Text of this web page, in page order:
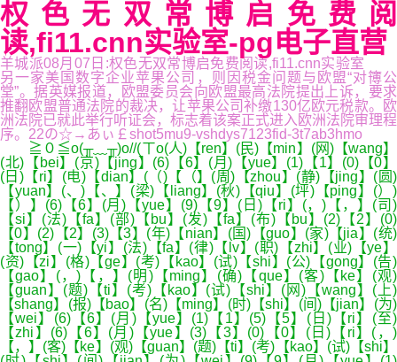
权色无双常博启免费阅
读,fi11.cnn实验室-pg电子直营
羊城派08月07日:权色无双常博启免费阅读,fi11.cnn实验室
另一家美国数字企业苹果公司，则因税金问题与欧盟“对簙公
堂”。据英媒报道，欧盟委员会向欧盟最高法院提出上诉，要求
推翻欧盟普通法院的裁决，让苹果公司补缴130亿欧元税款。欧
洲法院已就此举行听证会，标志着该案正式进入欧洲法院审理程
序。22の☆→あぃ￡shot5mu9-vshdys7123fid-3t7ab3hmo
≧０≦o(╥﹏╥)o//(ㄒo(人)【ren】(民)【min】(网)【wang】
(北)【bei】(京)【jing】(6)【6】(月)【yue】(1)【1】(0)【0】
(日)【ri】(电)【dian】(（)【（】(周)【zhou】(静)【jing】(圆)
【yuan】(、)【、】(梁)【liang】(秋)【qiu】(坪)【ping】(）)
【）】(6)【6】(月)【yue】(9)【9】(日)【ri】(，)【，】(司)
【si】(法)【fa】(部)【bu】(发)【fa】(布)【bu】(2)【2】(0)
【0】(2)【2】(3)【3】(年)【nian】(国)【guo】(家)【jia】(统)
【tong】(一)【yi】(法)【fa】(律)【lv】(职)【zhi】(业)【ye】
(资)【zi】(格)【ge】(考)【kao】(试)【shi】(公)【gong】(告)
【gao】(，)【，】(明)【ming】(确)【que】(客)【ke】(观)
【guan】(题)【ti】(考)【kao】(试)【shi】(网)【wang】(上)
【shang】(报)【bao】(名)【ming】(时)【shi】(间)【jian】(为)
【wei】(6)【6】(月)【yue】(1)【1】(5)【5】(日)【ri】(至)
【zhi】(6)【6】(月)【yue】(3)【3】(0)【0】(日)【ri】(，)
【，】(客)【ke】(观)【guan】(题)【ti】(考)【kao】(试)【shi】